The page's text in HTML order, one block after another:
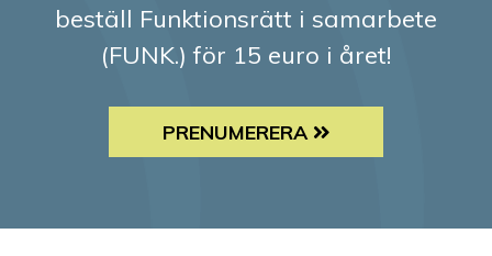
beställ Funktionsrätt i samarbete
(FUNK.) för 15 euro i året!
PRENUMERERA